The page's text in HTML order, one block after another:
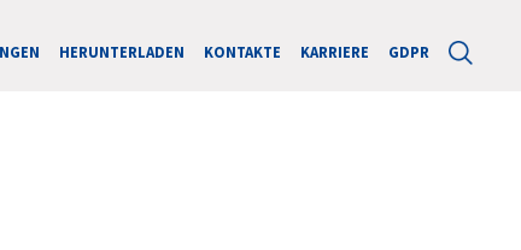
HERUNTERLADEN KONTAKTE KARRIERE GDPR